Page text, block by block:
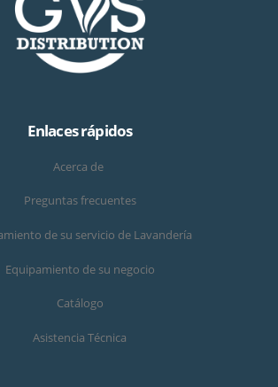
Enlaces rápidos
Acerca de
Preguntas frecuentes
de su servicio de Lavandería
Equipamiento de su negocio
Catálogo
Asistencia Técnica